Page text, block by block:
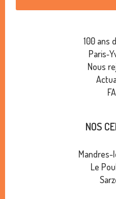
100 ans
Nous
NOS
Mandres-
Le